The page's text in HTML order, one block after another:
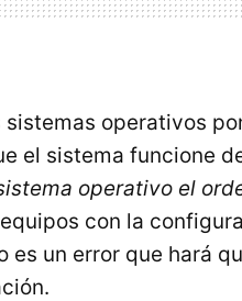
sistemas operativos
el sistema funcione
operativo el
con la
es un error que hará